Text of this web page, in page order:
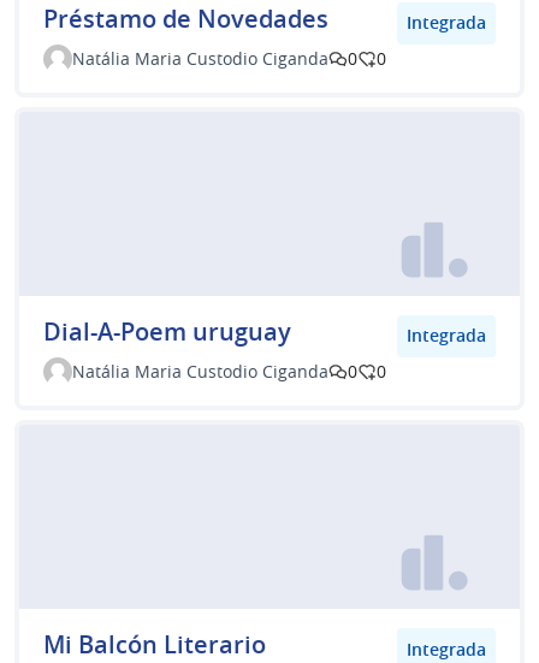
Préstamo de Novedades
Integrada
Natália Maria Custodio Ciganda
0 0
Dial-A-Poem uruguay
Integrada
Natália Maria Custodio Ciganda
0 0
Mi Balcón Literario
Integrada